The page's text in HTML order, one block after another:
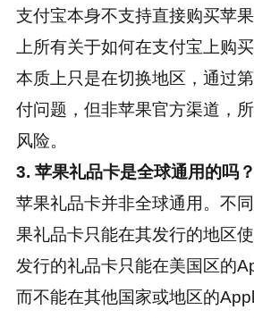
支付宝本身不支持直接购买苹
上所有关于如何在支付宝上购
本质上只是在切换地区，通过
付问题，但非苹果官方渠道，
风险。
3. 苹果礼品卡是全球通用的吗？
苹果礼品卡并非全球通用。不
果礼品卡只能在其发行的地区
发行的礼品卡只能在美国区的
而不能在其他国家或地区的